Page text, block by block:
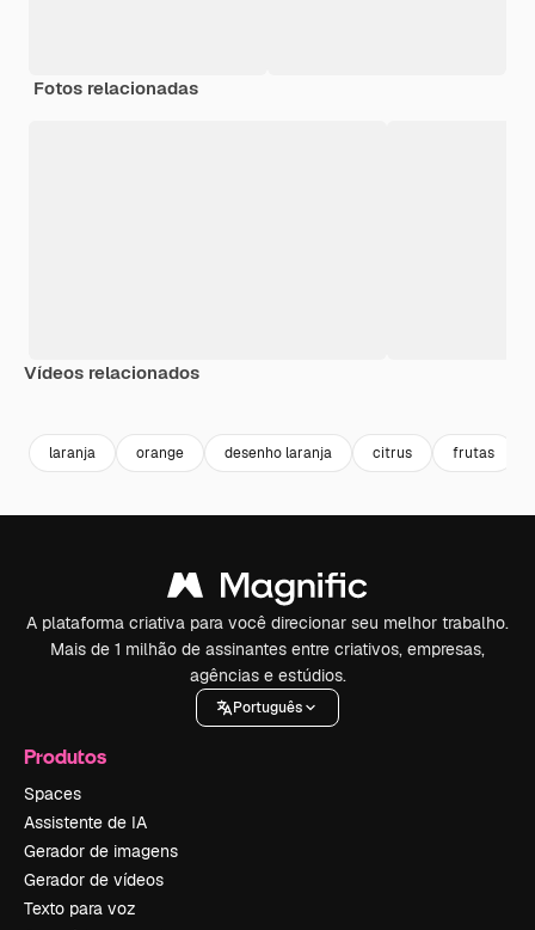
Fotos relacionadas
Vídeos relacionados
laranja orange desenho laranja citrus frutas
A plataforma criativa para você direcionar seu melhor trabalho.
Mais de 1 milhão de assinantes entre criativos, empresas,
agências e estúdios.
Português
Produtos
Spaces
Assistente de IA
Gerador de imagens
Gerador de vídeos
Texto para voz